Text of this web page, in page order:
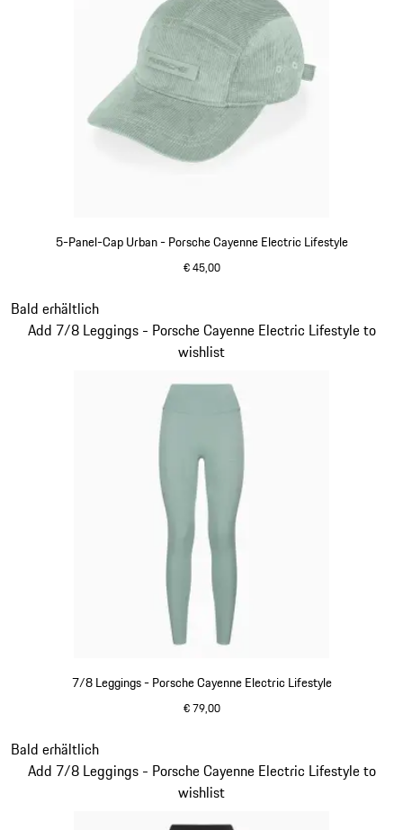
5-Panel-Cap Urban - Porsche Cayenne Electric Lifestyle
€ 45,00
7/8 Leggings - Porsche Cayenne Electric Lifestyle
€ 79,00
Bald erhältlich
Add 7/8 Leggings - Porsche Cayenne Electric Lifestyle to
wishlist
Slide 5 von 15
Bald erhältlich
Add 7/8 Leggings - Porsche Cayenne Electric Lifestyle to
wishlist
Slide 6 von 15